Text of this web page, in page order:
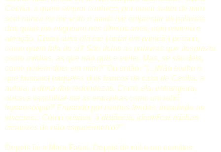
Cecília, a quem sequer conheço, por ousar saber de mim
sem nunca ter me visto e ainda me emprestar as palavras
das quais me esgueirei nos últimos anos, com esmero e
atenção. Como ousa ela me contar em primeira pessoa,
como quem fala de si? São delas as palavras que desprezei
como minhas, as que não quis e evitei. Mas, se são dela,
como podem doer em mim?" Ou então: "(...)Não soube o
que buscava naqueles dois bancos da casa de Cecília, a
autora, a dona das redondezas. Como ela, estrangeira,
ousava vasculhar-me as entranhas como um robô
laparoscópio? Entrando por minhas fendas, invadindo as
vísceras... Como ousava, à distância, identificar minhas
cicatrizes de não esquecimento?"
Depois foi a Mara Faturi. Depois de mil-e-um convites